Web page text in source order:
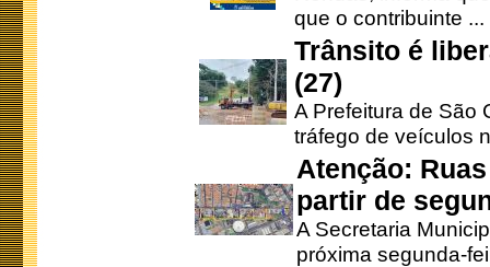
que o contribuinte ...
Trânsito é
(27)
A Prefeitura de São
tráfego de veículos
Atenção:
partir de
A Secretaria
próxima segunda-